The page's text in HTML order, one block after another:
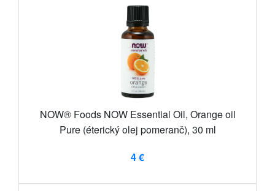
NOW® Foods NOW Essential Oil, Orange oil
Pure (éterický olej pomeranč), 30 ml
4 €